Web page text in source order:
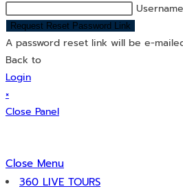
Request Reset Password Link
A password reset link will be e-
Back to
Login
×
Close Panel
Close Menu
360 LIVE TOURS